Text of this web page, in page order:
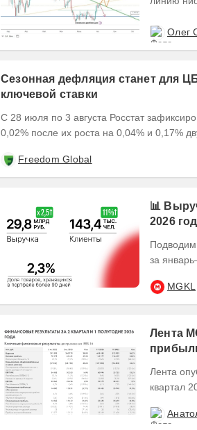
Олег
Сезонная дефляция станет для
ключевой ставки
С 28 июля по 3 августа Росстат
0,02% после их роста на 0,04% и 0,17%
Freedom Global
📊
2026
за январь–июль
MGKL
Лента
Лента
квартал 2026 года.